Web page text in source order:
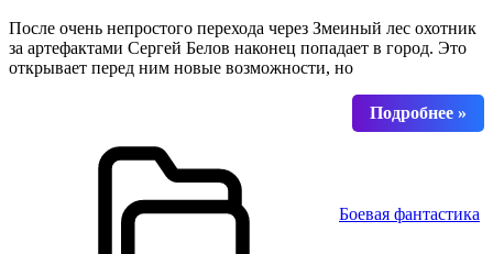
После очень непростого перехода через Змеиный лес охотник
за артефактами Сергей Белов наконец попадает в город. Это
открывает перед ним новые возможности, но
Боевая фантастика